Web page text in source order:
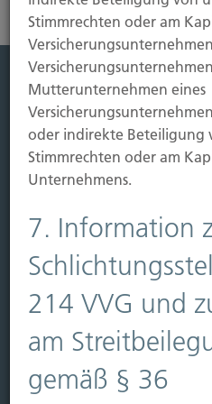
Leistung
Leben
Vorsorgen
Sichern
Immobilien Vers.
Kauf Grundstück
Baubeginn
Baufertigstellung/Hauskauf
Einzug/Vermietung
Schaden
Kontakt
Stimmrechten oder am
Mutterunternehmen eines
oder indirekte Beteiligung
Stimmrechten oder am
Unternehmens.
7. Information
214 VVG und
am
gemäß § 36